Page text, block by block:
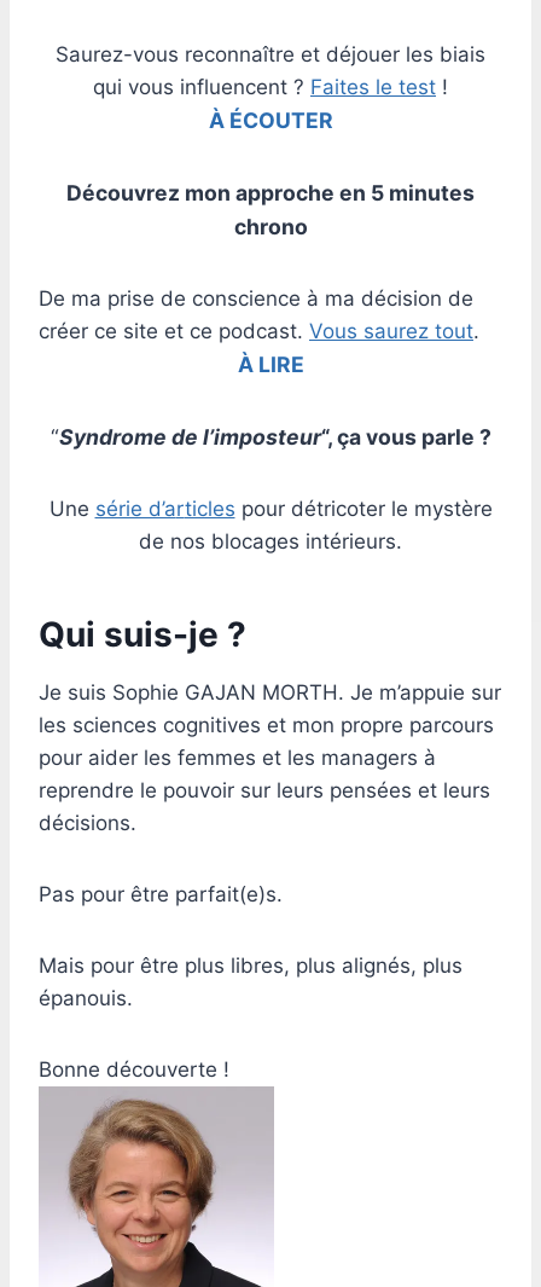
Saurez-vous reconnaître et déjouer les biais
qui vous influencent ? Faites le test !
À ÉCOUTER
Découvrez mon approche en 5 minutes
chrono
De ma prise de conscience à ma décision de
créer ce site et ce podcast. Vous saurez tout.
À LIRE
“Syndrome de l’imposteur“, ça vous parle ?
Une série d’articles pour détricoter le mystère
de nos blocages intérieurs.
Qui suis-je ?
Je suis Sophie GAJAN MORTH. Je m’appuie sur
les sciences cognitives et mon propre parcours
pour aider les femmes et les managers à
reprendre le pouvoir sur leurs pensées et leurs
décisions.
Pas pour être parfait(e)s.
Mais pour être plus libres, plus alignés, plus
épanouis.
Bonne découverte !